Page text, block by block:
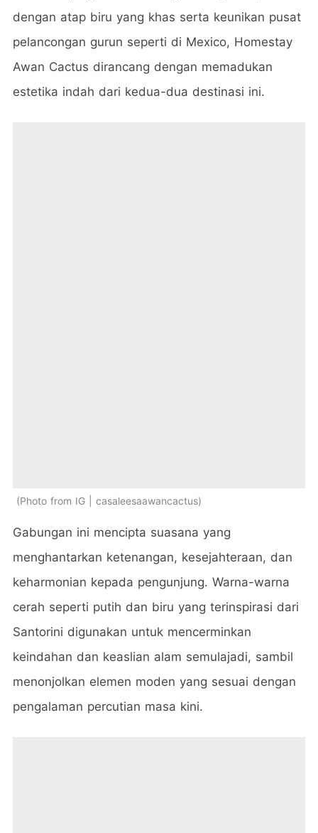
dengan atap biru yang khas serta keunikan pusat
pelancongan gurun seperti di Mexico, Homestay
Awan Cactus dirancang dengan memadukan
estetika indah dari kedua-dua destinasi ini.
Photo from IG | casaleesaawancactus
Gabungan ini mencipta suasana yang
menghantarkan ketenangan, kesejahteraan, dan
keharmonian kepada pengunjung. Warna-warna
cerah seperti putih dan biru yang terinspirasi dari
Santorini digunakan untuk mencerminkan
keindahan dan keaslian alam semulajadi, sambil
menonjolkan elemen moden yang sesuai dengan
pengalaman percutian masa kini.